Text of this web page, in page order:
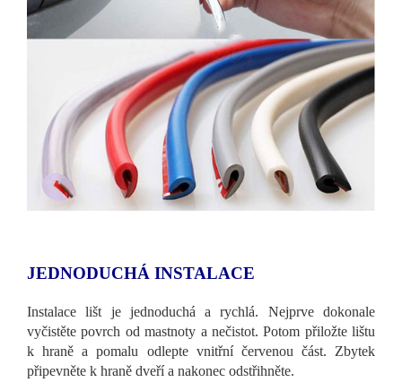
JEDNODUCHÁ INSTALACE
Instalace lišt je jednoduchá a rychlá. Nejprve dokonale
vyčistěte povrch od mastnoty a nečistot. Potom přiložte lištu
k hraně a pomalu odlepte vnitřní červenou část. Zbytek
připevněte k hraně dveří a nakonec odstřihněte.